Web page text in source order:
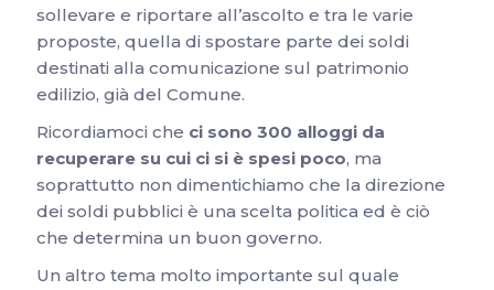
sollevare e riportare all’ascolto e tra le varie
proposte, quella di spostare parte dei soldi
destinati alla comunicazione sul patrimonio
edilizio, già del Comune.
Ricordiamoci che ci sono 300 alloggi da
recuperare su cui ci si è spesi poco, ma
soprattutto non dimentichiamo che la direzione
dei soldi pubblici è una scelta politica ed è ciò
che determina un buon governo.
Un altro tema molto importante sul quale